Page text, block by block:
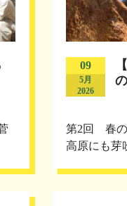
09
5月
2026
第2回 春の
高原にも芽